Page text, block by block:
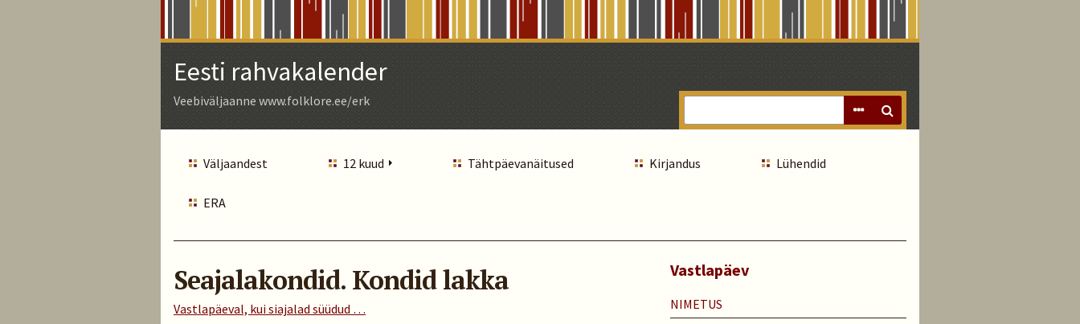
Eesti rahvakalender
Veebiväljaanne www.folklore.ee/erk
Väljaandest 12 kuud Tähtpäevanäitused Kirjandus Lühendid
ERA
Seajalakondid. Kondid lakka
Vastlapäeval, kui siajalad süüdud …
Vastlapäev
NIMETUS